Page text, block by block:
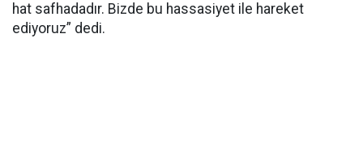
hat safhadadır. Bizde bu hassasiyet ile hareket
ediyoruz” dedi.